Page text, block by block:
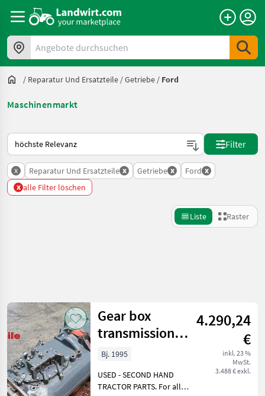
Angebote durchsuchen
/ Reparatur Und Ersatzteile /Getriebe / Ford
Maschinenmarkt
So wird auf Landwirt.com sortiert
Filter
x Reparatur Und Ersatzteile x Getriebe x Ford x
x alle Filter löschen
Liste Raster
Kategorie 4 Land Filter
AKTUELLER
PFAD
Landtechnik
Zurücksetzen
2
Ergebnisse
anzeigen
Gear box
transmission
Ford 5640
4.290,24
€
inkl. 23 %
MwSt.
3.488 € exkl.
Bj. 1995
USED - SECOND HAND
TRACTOR PARTS. For all